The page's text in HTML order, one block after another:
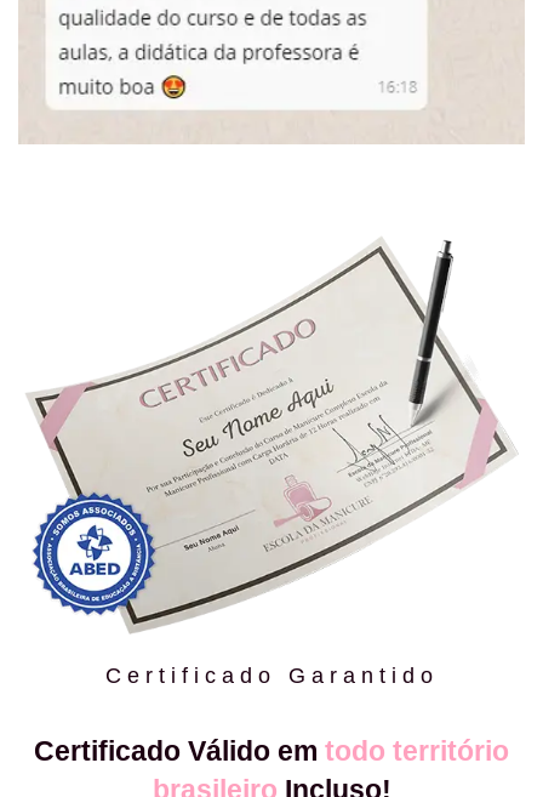
Certificado Garantido
Certificado Válido em todo território
brasileiro Incluso!